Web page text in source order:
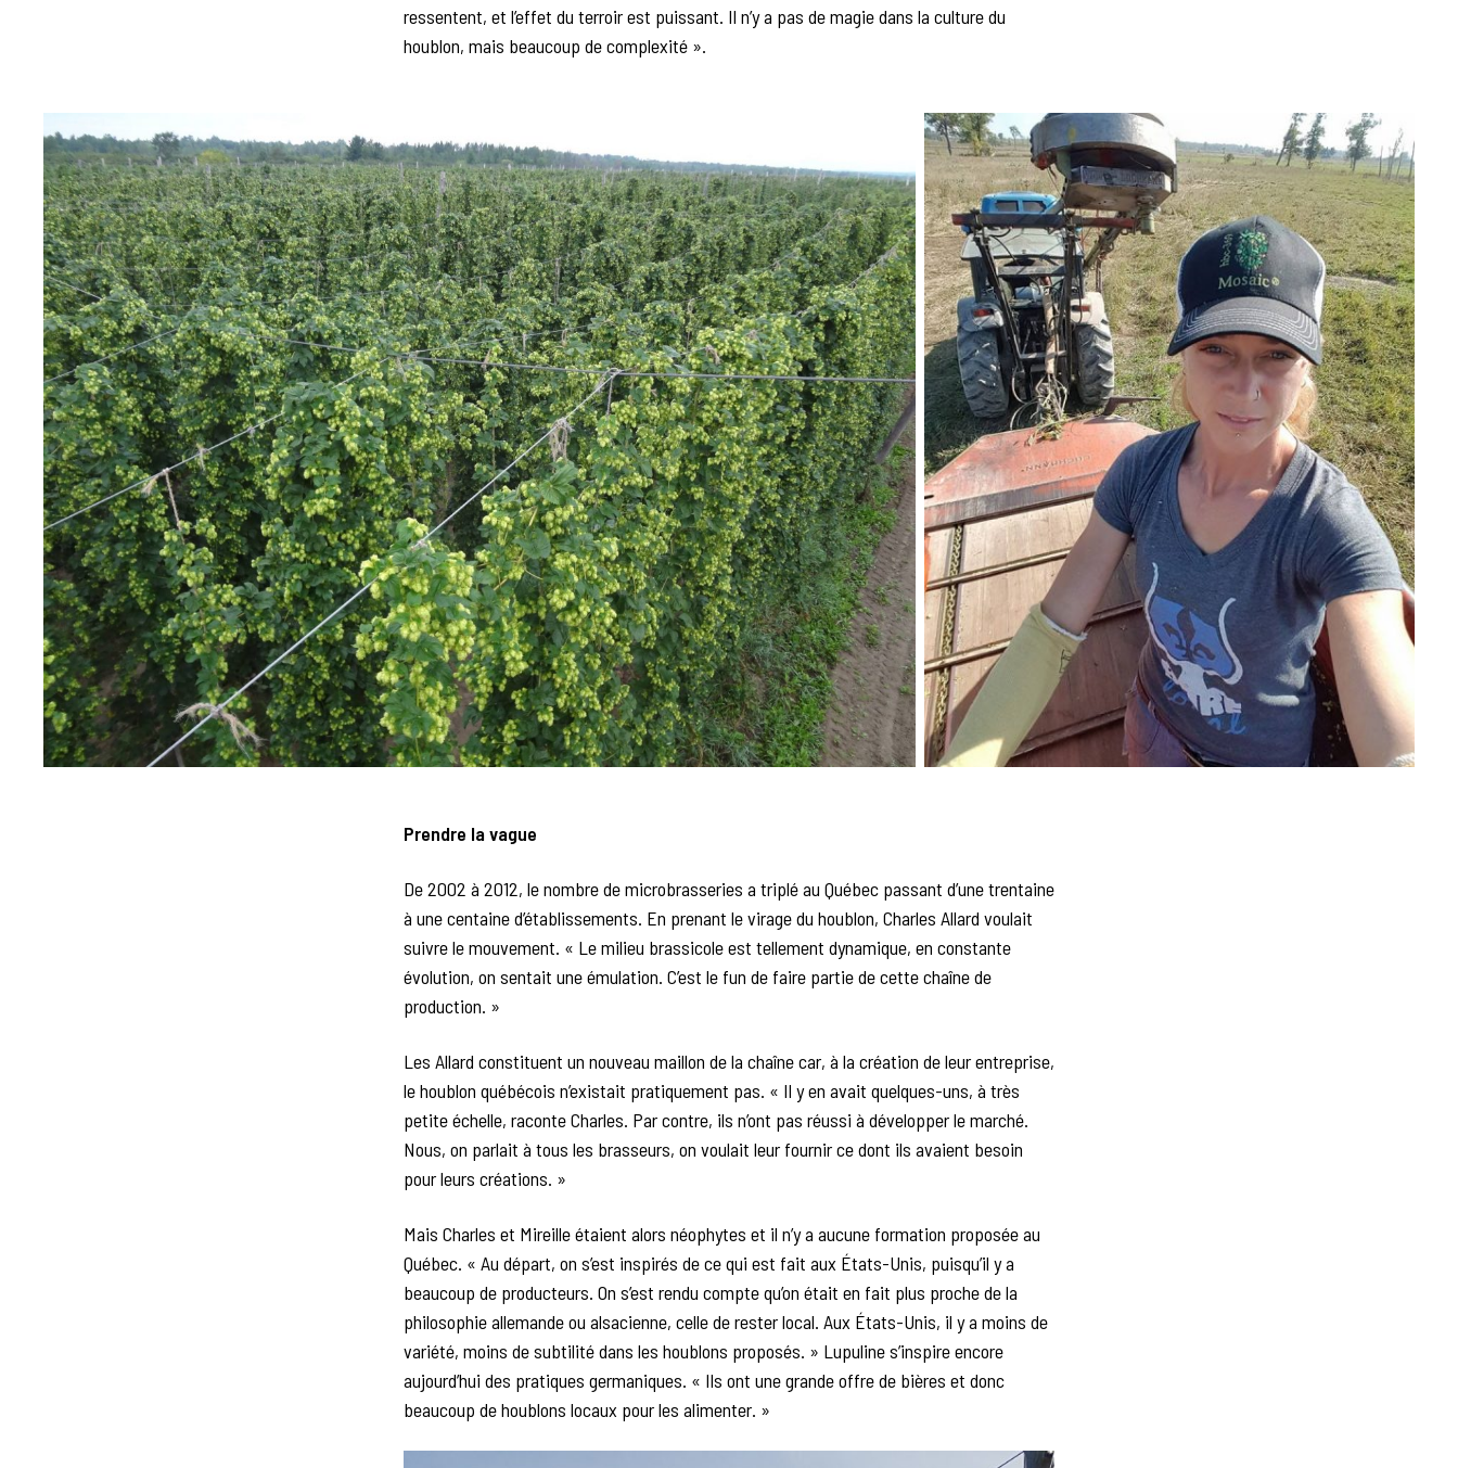
ressentent, et l’effet du terroir est puissant. Il n’y a pas de magie dans la culture du
houblon, mais beaucoup de complexité ».
Prendre la vague
De 2002 à 2012, le nombre de microbrasseries a triplé au Québec passant d’une trentaine
à une centaine d’établissements. En prenant le virage du houblon, Charles Allard voulait
suivre le mouvement. « Le milieu brassicole est tellement dynamique, en constante
évolution, on sentait une émulation. C’est le fun de faire partie de cette chaîne de
production. »
Les Allard constituent un nouveau maillon de la chaîne car, à la création de leur entreprise,
le houblon québécois n’existait pratiquement pas. « Il y en avait quelques-uns, à très
petite échelle, raconte Charles. Par contre, ils n’ont pas réussi à développer le marché.
Nous, on parlait à tous les brasseurs, on voulait leur fournir ce dont ils avaient besoin
pour leurs créations. »
Mais Charles et Mireille étaient alors néophytes et il n’y a aucune formation proposée au
Québec. « Au départ, on s’est inspirés de ce qui est fait aux États-Unis, puisqu’il y a
beaucoup de producteurs. On s’est rendu compte qu’on était en fait plus proche de la
philosophie allemande ou alsacienne, celle de rester local. Aux États-Unis, il y a moins de
variété, moins de subtilité dans les houblons proposés. » Lupuline s’inspire encore
aujourd’hui des pratiques germaniques. « Ils ont une grande offre de bières et donc
beaucoup de houblons locaux pour les alimenter. »